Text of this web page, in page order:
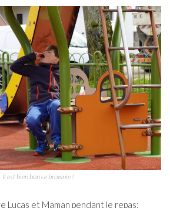
Il est bien bon ce brownie !
Lucas et Maman pendant le repas: